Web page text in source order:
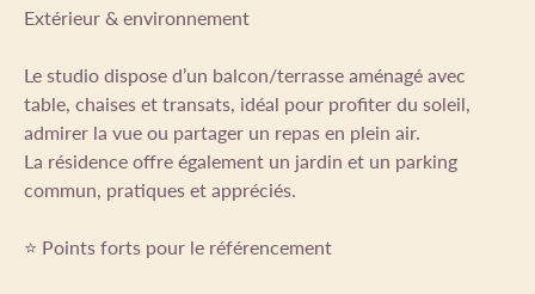
Extérieur & environnement
Le studio dispose d’un balcon/terrasse aménagé avec
table, chaises et transats, idéal pour profiter du soleil,
admirer la vue ou partager un repas en plein air.
La résidence offre également un jardin et un parking
commun, pratiques et appréciés.
⭐ Points forts pour le référencement